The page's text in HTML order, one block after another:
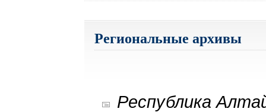
Региональные архивы
Республика